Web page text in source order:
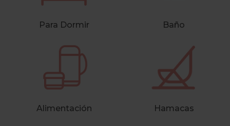
Para Dormir Baño
Alimentación Hamacas